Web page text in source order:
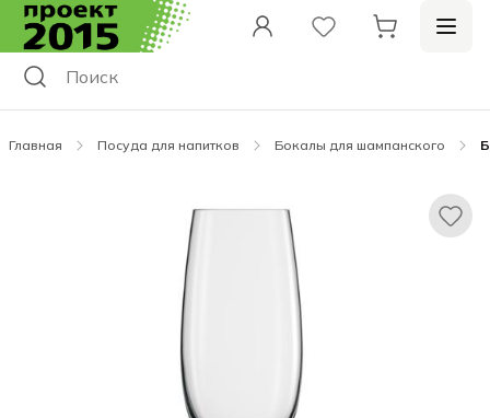
Главная Посуда для напитков Бокалы для шампанского